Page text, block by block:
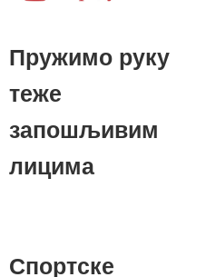
Пружимо руку
теже
запошљивим
лицима
Спортске